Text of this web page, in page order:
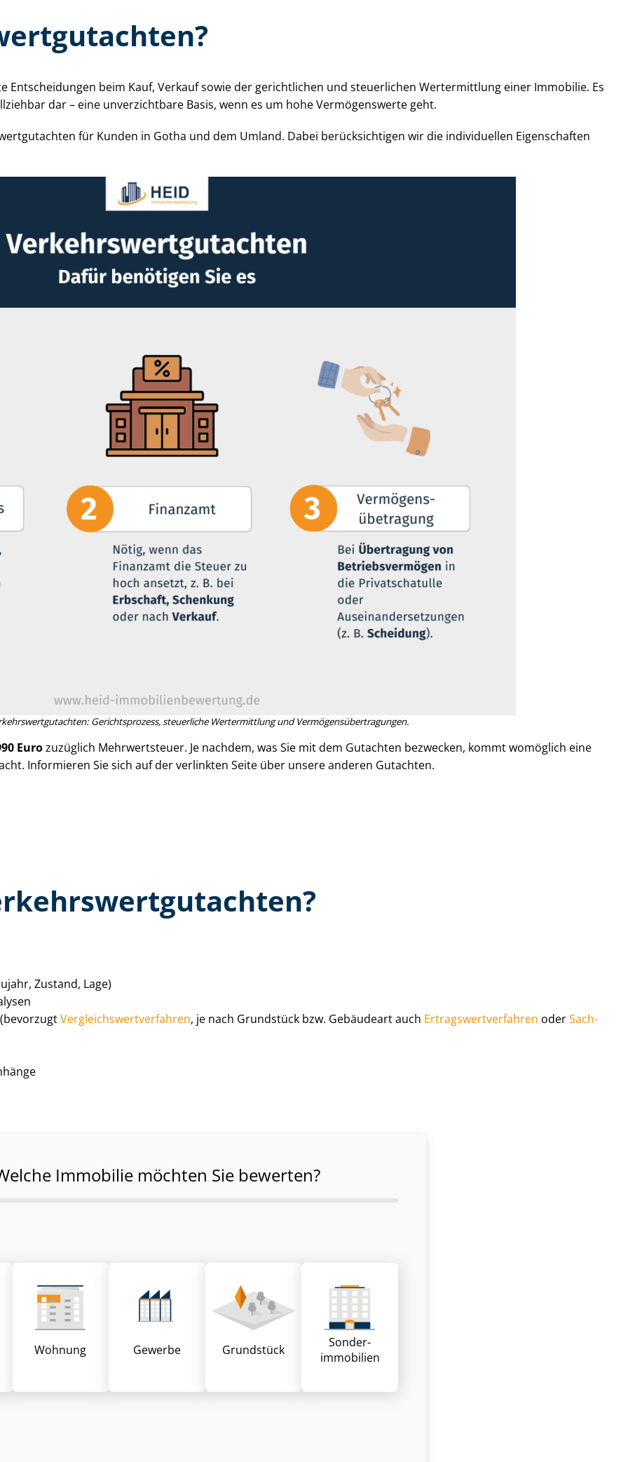
beim Kauf, Verkauf sowie der gerichtlichen und steuerlichen Wertermittlung einer Immobilie. Es
dar – eine unverzichtbare Basis, wenn es um hohe Vermögenswerte geht.
für Kunden in Gotha und dem Umland. Dabei berücksichtigen wir die individuellen Eigenschaften
Gerichtsprozess, steuerliche Wertermittlung und Ver­mö­gens­über­tra­gun­gen.
Eurozuzüglich Mehrwertsteuer. Je nachdem, was Sie mit dem Gutachten bezwecken, kommt womöglich eine
Informieren Sie sich auf der verlinkten Seite über unsere anderen Gutachten.
Zustand, Lage)
Ver­gleichs­wert­ver­fah­ren, je nach Grundstück bzw. Gebäudeart auch Er­trags­wert­ver­fah­ren oderSach­
Immobilie möchten Sie bewerten?
Wohnung Gewerbe Grund­stück
Sonder­
immobilien